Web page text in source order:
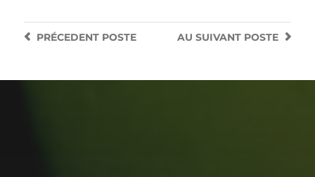
AU SUIVANT POSTE
PRÉCEDENTPOSTE